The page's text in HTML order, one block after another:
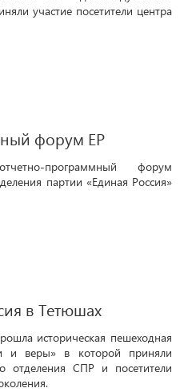
участие посетители центра
форум ЕР
программный форум
партии «Единая Россия»
в Тетюшах
историческая пешеходная
и веры» в которой приняли
отделения СПР и посетители